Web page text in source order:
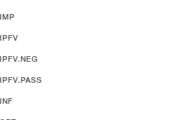
imp
ipfv
ipfv.neg
ipfv.pass
inf